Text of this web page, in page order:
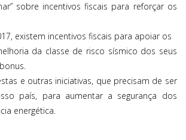
sobre incentivos fiscais para reforçar os
existem incentivos fiscais para apoiar os
da classe de risco sísmico dos seus
e outras iniciativas, que precisam de ser
país, para aumentar a segurança dos
energética.